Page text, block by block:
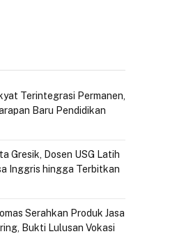
Terintegrasi Permanen,
Baru Pendidikan
Gresik, Dosen USG Latih
Inggris hingga Terbitkan
Serahkan Produk Jasa
Bukti Lulusan Vokasi